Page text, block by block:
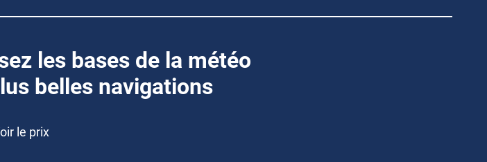
les bases de la météo
belles navigations
le prix